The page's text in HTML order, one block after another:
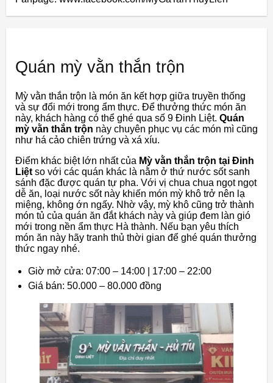
Quán mỳ vằn thắn trộn
Mỳ vằn thắn trộn là món ăn kết hợp giữa truyền thống
và sự đổi mới trong ẩm thực. Để thưởng thức món ăn
này, khách hàng có thể ghé qua số 9 Đinh Liệt. Quán
mỳ vằn thắn trộn này chuyên phục vụ các món mì cũng
như há cảo chiên trứng và xá xíu.
Điểm khác biệt lớn nhất của Mỳ vằn thắn trộn tại Đinh
Liệt so với các quán khác là nằm ở thứ nước sốt sanh
sánh đặc được quán tự pha. Với vị chua chua ngọt ngọt
dễ ăn, loại nước sốt này khiến món mỳ khô trở nên lạ
miệng, không ớn ngấy. Nhờ vậy, mỳ khô cũng trở thành
món tủ của quán ăn đắt khách này và giúp đem làn gió
mới trong nền ẩm thực Hà thành. Nếu bạn yêu thích
món ăn này hãy tranh thủ thời gian để ghé quán thưởng
thức ngay nhé.
Giờ mở cửa: 07:00 – 14:00 | 17:00 – 22:00
Giá bán: 50.000 – 80.000 đồng